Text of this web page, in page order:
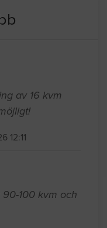
av 16 kvm
12:11
100 kvm och